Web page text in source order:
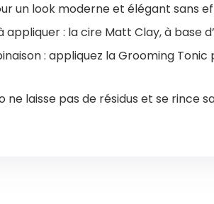
un look moderne et élégant sans
: la cire Matt Clay, à base
: appliquez la Grooming
ne laisse pas de résidus et se rince